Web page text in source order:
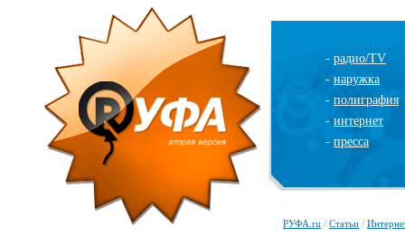
- радио/TV
- наружка
- полиграфия
- интернет
- пресса
РУФА.ru / Статьи /